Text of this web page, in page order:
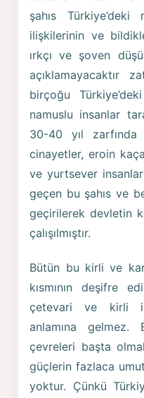
şahıs
ilişkilerinin ve
ırkçı ve şoven
açıklamayacaktır
birçoğu
namuslu insanlar
30-40 yıl
cinayetler, eroin
ve yurtsever
geçen bu şahıs ve
geçirilerek devletin
çalışılmıştır.
Bütün bu kirli ve
kısmının deşifre
çetevari ve kirli
anlamına
çevreleri başta
güçlerin fazlaca
yoktur. Çünkü